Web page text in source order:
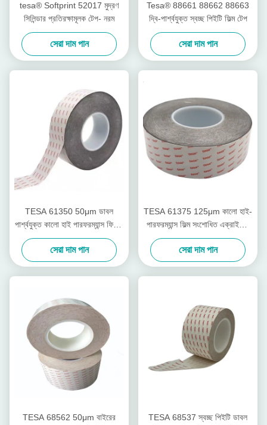
tesa® Softprint 52017 মুদ্রণ
সিলিন্ডার প্রতিরক্ষামূলক টেপ- নরম
সেরা দাম পান
Tesa® 88661 88662 88663
দ্বি-পার্শ্বযুক্ত স্বচ্ছ পিইটি ফিল্ম টেপ
সেরা দাম পান
TESA 61350 50μm ডাবল
পার্শ্বযুক্ত কালো হাই পারফরম্যান্স ফিল্মিক
টেপ
সেরা দাম পান
TESA 61375 125μm কালো হাই-
পারফরম্যান্স ফিল্ম সংশোধিত এক্রাইলিক
আঠালো সহ ডাবল সাইডেড টেপ
সেরা দাম পান
TESA 68562 50μm বাইরের
TESA 68537 স্বচ্ছ পিইটি ডাবল